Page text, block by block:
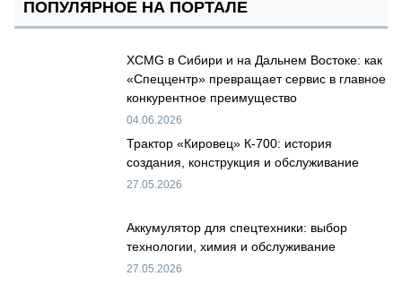
ПОПУЛЯРНОЕ НА ПОРТАЛЕ
XCMG в Сибири и на Дальнем Востоке: как
«Спеццентр» превращает сервис в главное
конкурентное преимущество
04.06.2026
Трактор «Кировец» К-700: история
создания, конструкция и обслуживание
27.05.2026
Аккумулятор для спецтехники: выбор
технологии, химия и обслуживание
27.05.2026